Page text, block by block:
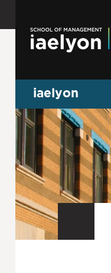
iaelyon